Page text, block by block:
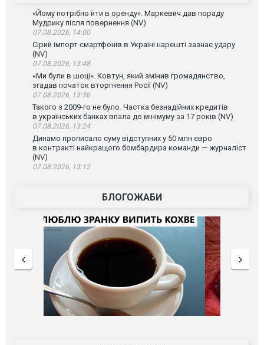
«Йому потрібно йти в оренду». Маркевич дав пораду
Мудрику після повернення (NV)
07.08.2026, 14:00
Сірий імпорт смартфонів в Україні нарешті зазнає удару
(NV)
07.08.2026, 13:48
«Ми були в шоці». Ковтун, який змінив громадянство,
згадав початок вторгнення Росії (NV)
07.08.2026, 13:36
Такого з 2009-го не було. Частка безнадійних кредитів
в українських банках впала до мінімуму за 17 років (NV)
07.08.2026, 13:24
Динамо прописало суму відступних у 50 млн євро
в контракті найкращого бомбардира команди — журналіст
(NV)
07.08.2026, 13:12
БЛОГОЖАБИ